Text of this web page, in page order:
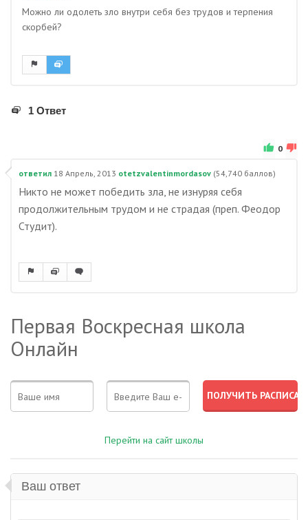
Можно ли одолеть зло внутри себя без трудов и терпения
скорбей?
1 Ответ
0
ответил 18 Апрель, 2013 otetzvalentinmordasov (54,740 баллов)
Никто не может победить зла, не изнуряя себя
продолжительным трудом и не страдая (преп. Феодор
Студит).
Первая Воскресная школа
Онлайн
Перейти на сайт школы
Ваш ответ